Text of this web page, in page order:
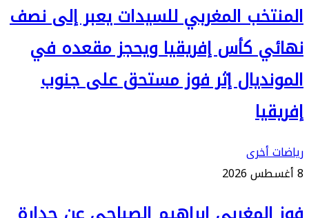
المنتخب المغربي للسيدات يعبر إلى نصف
نهائي كأس إفريقيا ويحجز مقعده في
المونديال إثر فوز مستحق على جنوب
إفريقيا
رياضات أخرى
8 أغسطس 2026